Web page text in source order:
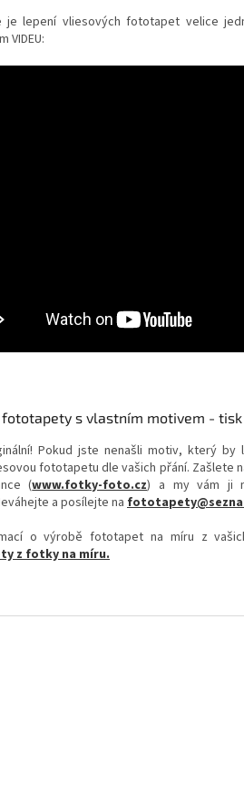
je lepení vliesových fototapet velice
VIDEU:
s vlastním motivem - tisk
Pokud jste nenašli motiv, který
fototapetu dle vašich přání. Zašlete
(www.fotky-foto.cz) a my vám ji
a posílejte na
o výrobě fototapet na míru z
z fotky na míru.